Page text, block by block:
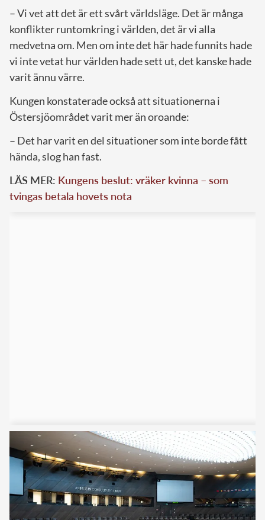
– Vi vet att det är ett svårt världsläge. Det är många
konflikter runtomkring i världen, det är vi alla
medvetna om. Men om inte det här hade funnits hade
vi inte vetat hur världen hade sett ut, det kanske hade
varit ännu värre.
Kungen konstaterade också att situationerna i
Östersjöområdet varit mer än oroande:
– Det har varit en del situationer som inte borde fått
hända, slog han fast.
LÄS MER: Kungens beslut: vräker kvinna – som
tvingas betala hovets nota